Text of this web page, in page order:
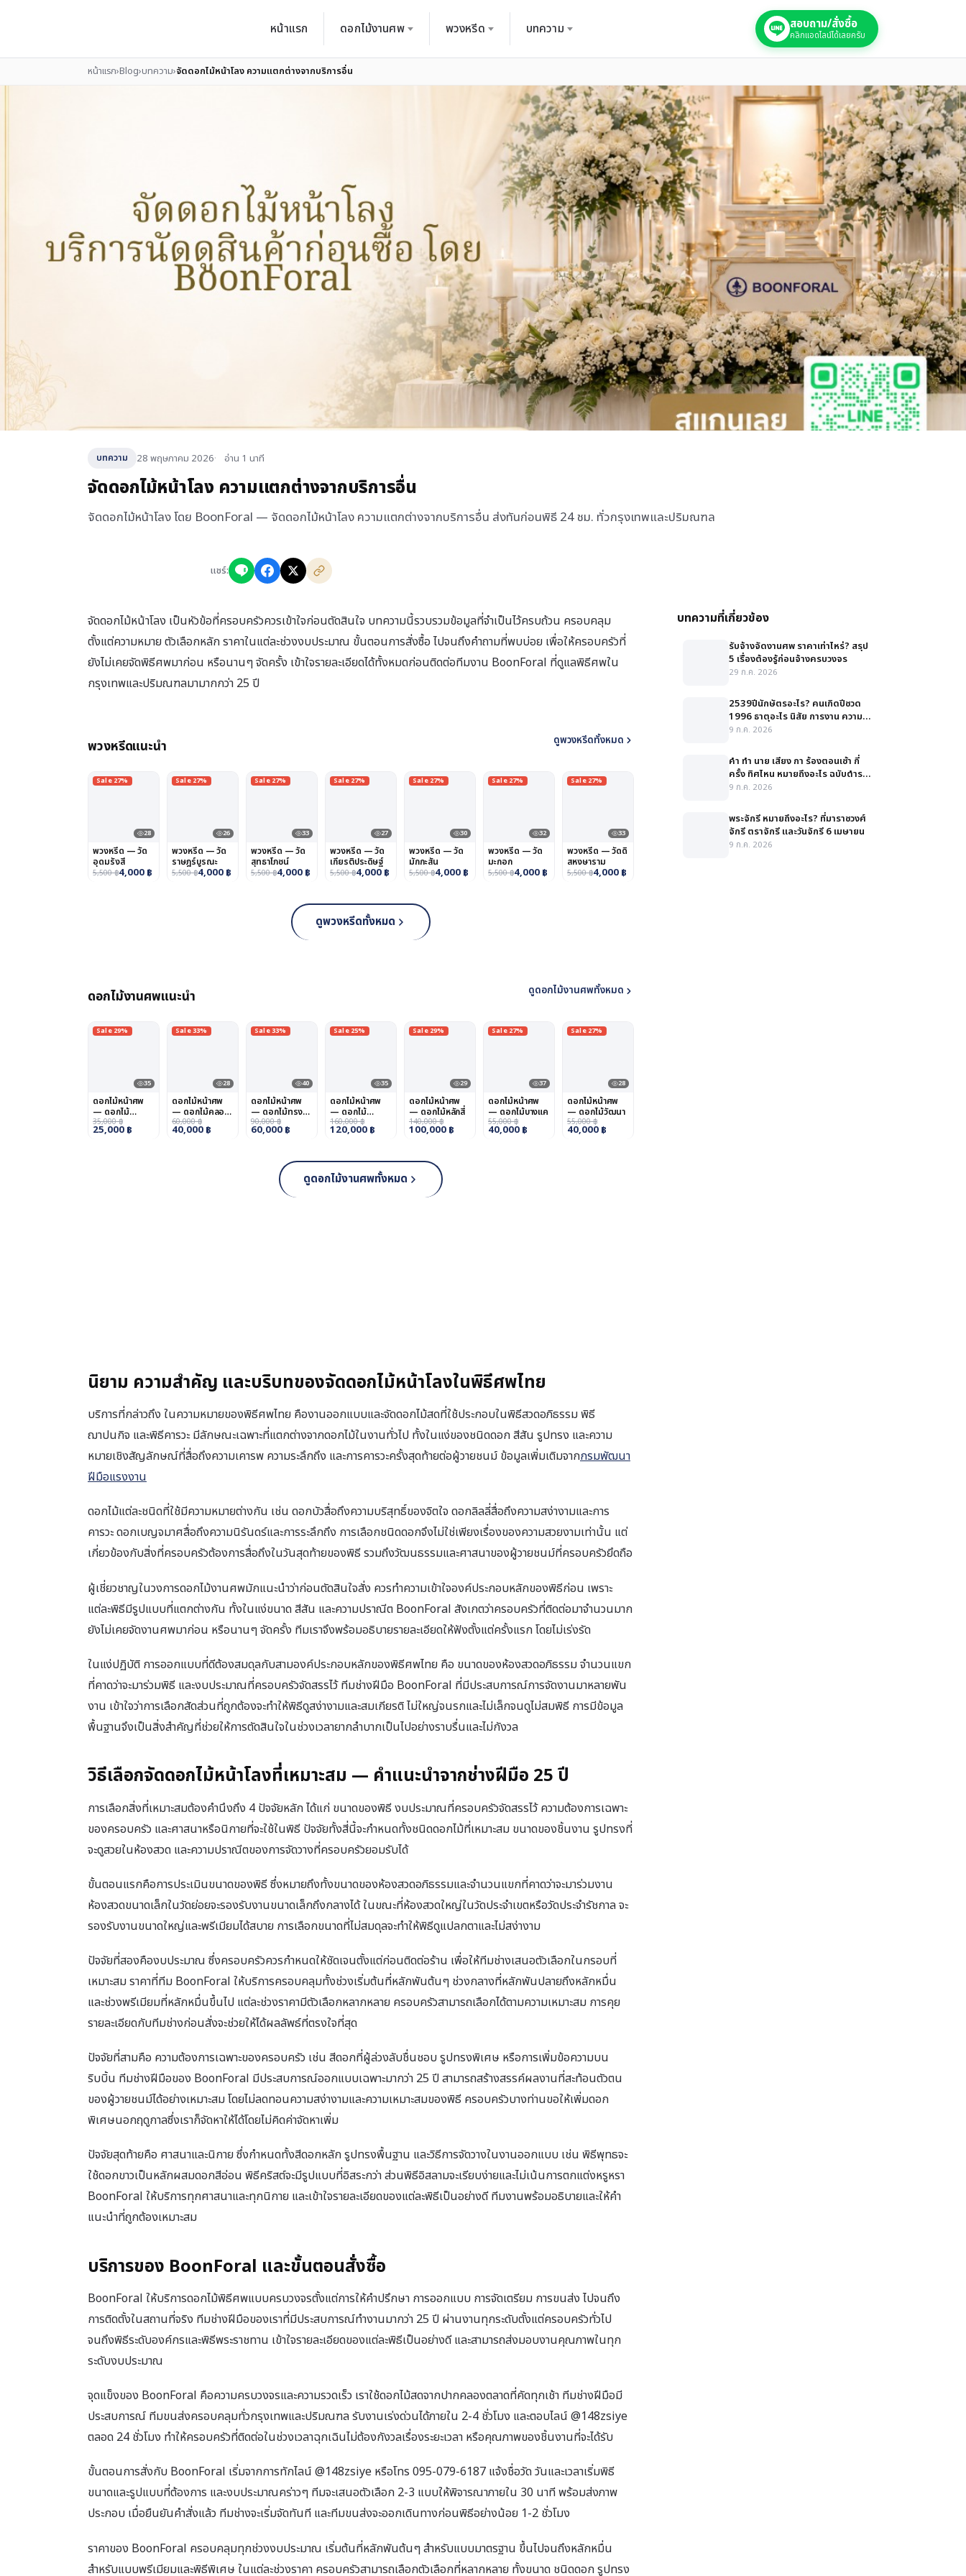
หน้าแรก ดอกไม้งานศพ พวงหรีด บทความ สอบถาม/สั่งซื้อ
คลิกแอดไลน์ได้เลยครับ
หน้าแรก›Blog›บทความ›จัดดอกไม้หน้าโลง ความแตกต่างจากบริการอื่น
บทความ 28 พฤษภาคม 2026 อ่าน 1 นาที
จัดดอกไม้หน้าโลง ความแตกต่างจากบริการอื่น
จัดดอกไม้หน้าโลง โดย BoonForal — จัดดอกไม้หน้าโลง ความแตกต่างจากบริการอื่น ส่งทันก่อนพิธี 24 ชม. ทั่วกรุงเทพและปริมณฑล
แชร์:
จัดดอกไม้หน้าโลง เป็นหัวข้อที่ครอบครัวควรเข้าใจก่อนตัดสินใจ บทความนี้รวบรวมข้อมูลที่จำเป็นไว้ครบถ้วน ครอบคลุม
ตั้งแต่ความหมาย ตัวเลือกหลัก ราคาในแต่ละช่วงงบประมาณ ขั้นตอนการสั่งซื้อ ไปจนถึงคำถามที่พบบ่อย เพื่อให้ครอบครัวที่
ยังไม่เคยจัดพิธีศพมาก่อน หรือนานๆ จัดครั้ง เข้าใจรายละเอียดได้ทั้งหมดก่อนติดต่อทีมงาน BoonForal ที่ดูแลพิธีศพใน
กรุงเทพและปริมณฑลมามากกว่า 25 ปี
พวงหรีดแนะนำ ดูพวงหรีดทั้งหมด
Sale 27%
28
พวงหรีด — วัด
อุดมรังสี
5,500฿4,000 ฿
Sale 27%
26
พวงหรีด — วัด
ราษฎร์บูรณะ
5,500฿4,000 ฿
Sale 27%
33
พวงหรีด — วัด
สุทธาโภชน์
5,500฿4,000 ฿
Sale 27%
27
พวงหรีด — วัด
เกียรติประดิษฐ์
5,500฿4,000 ฿
Sale 27%
30
พวงหรีด — วัด
มักกะสัน
5,500฿4,000 ฿
Sale 27%
32
พวงหรีด — วัด
มะกอก
5,500฿4,000 ฿
Sale 27%
33
พวงหรีด — วัดดิ
สหงษาราม
5,500฿4,000 ฿
ดูพวงหรีดทั้งหมด
ดอกไม้งานศพแนะนำ ดูดอกไม้งานศพทั้งหมด
Sale 29%
35
ดอกไม้หน้าศพ
— ดอกไม้
ดอนเมือง
35,000฿
25,000 ฿
Sale 33%
28
ดอกไม้หน้าศพ
— ดอกไม้คลอง
สามวา
60,000฿
40,000 ฿
Sale 33%
40
ดอกไม้หน้าศพ
— ดอกไม้ทรง
คนอง
90,000฿
60,000 ฿
Sale 25%
35
ดอกไม้หน้าศพ
— ดอกไม้
หนองจอก
160,000฿
120,000 ฿
Sale 29%
29
ดอกไม้หน้าศพ
— ดอกไม้หลักสี่
140,000฿
100,000 ฿
Sale 27%
37
ดอกไม้หน้าศพ
— ดอกไม้บางแค
55,000฿
40,000 ฿
Sale 27%
28
ดอกไม้หน้าศพ
— ดอกไม้วัฒนา
55,000฿
40,000 ฿
ดูดอกไม้งานศพทั้งหมด
นิยาม ความสำคัญ และบริบทของจัดดอกไม้หน้าโลงในพิธีศพไทย
บริการที่กล่าวถึง ในความหมายของพิธีศพไทย คืองานออกแบบและจัดดอกไม้สดที่ใช้ประกอบในพิธีสวดอภิธรรม พิธี
ฌาปนกิจ และพิธีคารวะ มีลักษณะเฉพาะที่แตกต่างจากดอกไม้ในงานทั่วไป ทั้งในแง่ของชนิดดอก สีสัน รูปทรง และความ
หมายเชิงสัญลักษณ์ที่สื่อถึงความเคารพ ความระลึกถึง และการคารวะครั้งสุดท้ายต่อผู้วายชนม์ ข้อมูลเพิ่มเติมจากกรมพัฒนา
ฝีมือแรงงาน
ดอกไม้แต่ละชนิดที่ใช้มีความหมายต่างกัน เช่น ดอกบัวสื่อถึงความบริสุทธิ์ของจิตใจ ดอกลิลลี่สื่อถึงความสง่างามและการ
คารวะ ดอกเบญจมาศสื่อถึงความนิรันดร์และการระลึกถึง การเลือกชนิดดอกจึงไม่ใช่เพียงเรื่องของความสวยงามเท่านั้น แต่
เกี่ยวข้องกับสิ่งที่ครอบครัวต้องการสื่อถึงในวันสุดท้ายของพิธี รวมถึงวัฒนธรรมและศาสนาของผู้วายชนม์ที่ครอบครัวยึดถือ
ผู้เชี่ยวชาญในวงการดอกไม้งานศพมักแนะนำว่าก่อนตัดสินใจสั่ง ควรทำความเข้าใจองค์ประกอบหลักของพิธีก่อน เพราะ
แต่ละพิธีมีรูปแบบที่แตกต่างกัน ทั้งในแง่ขนาด สีสัน และความปราณีต BoonForal สังเกตว่าครอบครัวที่ติดต่อมาจำนวนมาก
ยังไม่เคยจัดงานศพมาก่อน หรือนานๆ จัดครั้ง ทีมเราจึงพร้อมอธิบายรายละเอียดให้ฟังตั้งแต่ครั้งแรก โดยไม่เร่งรัด
ในแง่ปฏิบัติ การออกแบบที่ดีต้องสมดุลกับสามองค์ประกอบหลักของพิธีศพไทย คือ ขนาดของห้องสวดอภิธรรม จำนวนแขก
ที่คาดว่าจะมาร่วมพิธี และงบประมาณที่ครอบครัวจัดสรรไว้ ทีมช่างฝีมือ BoonForal ที่มีประสบการณ์การจัดงานมาหลายพัน
งาน เข้าใจว่าการเลือกสัดส่วนที่ถูกต้องจะทำให้พิธีดูสง่างามและสมเกียรติ ไม่ใหญ่จนรกและไม่เล็กจนดูไม่สมพิธี การมีข้อมูล
พื้นฐานจึงเป็นสิ่งสำคัญที่ช่วยให้การตัดสินใจในช่วงเวลายากลำบากเป็นไปอย่างราบรื่นและไม่กังวล
วิธีเลือกจัดดอกไม้หน้าโลงที่เหมาะสม — คำแนะนำจากช่างฝีมือ 25 ปี
การเลือกสิ่งที่เหมาะสมต้องคำนึงถึง 4 ปัจจัยหลัก ได้แก่ ขนาดของพิธี งบประมาณที่ครอบครัวจัดสรรไว้ ความต้องการเฉพาะ
ของครอบครัว และศาสนาหรือนิกายที่จะใช้ในพิธี ปัจจัยทั้งสี่นี้จะกำหนดทั้งชนิดดอกไม้ที่เหมาะสม ขนาดของชิ้นงาน รูปทรงที่
จะดูสวยในห้องสวด และความปราณีตของการจัดวางที่ครอบครัวยอมรับได้
ขั้นตอนแรกคือการประเมินขนาดของพิธี ซึ่งหมายถึงทั้งขนาดของห้องสวดอภิธรรมและจำนวนแขกที่คาดว่าจะมาร่วมงาน
ห้องสวดขนาดเล็กในวัดย่อยจะรองรับงานขนาดเล็กถึงกลางได้ ในขณะที่ห้องสวดใหญ่ในวัดประจำเขตหรือวัดประจำรัชกาล จะ
รองรับงานขนาดใหญ่และพรีเมียมได้สบาย การเลือกขนาดที่ไม่สมดุลจะทำให้พิธีดูแปลกตาและไม่สง่างาม
ปัจจัยที่สองคืองบประมาณ ซึ่งครอบครัวควรกำหนดให้ชัดเจนตั้งแต่ก่อนติดต่อร้าน เพื่อให้ทีมช่างเสนอตัวเลือกในกรอบที่
เหมาะสม ราคาที่ทีม BoonForal ให้บริการครอบคลุมทั้งช่วงเริ่มต้นที่หลักพันต้นๆ ช่วงกลางที่หลักพันปลายถึงหลักหมื่น
และช่วงพรีเมียมที่หลักหมื่นขึ้นไป แต่ละช่วงราคามีตัวเลือกหลากหลาย ครอบครัวสามารถเลือกได้ตามความเหมาะสม การคุย
รายละเอียดกับทีมช่างก่อนสั่งจะช่วยให้ได้ผลลัพธ์ที่ตรงใจที่สุด
ปัจจัยที่สามคือ ความต้องการเฉพาะของครอบครัว เช่น สีดอกที่ผู้ล่วงลับชื่นชอบ รูปทรงพิเศษ หรือการเพิ่มข้อความบน
ริบบิ้น ทีมช่างฝีมือของ BoonForal มีประสบการณ์ออกแบบเฉพาะมากว่า 25 ปี สามารถสร้างสรรค์ผลงานที่สะท้อนตัวตน
ของผู้วายชนม์ได้อย่างเหมาะสม โดยไม่ลดทอนความสง่างามและความเหมาะสมของพิธี ครอบครัวบางท่านขอให้เพิ่มดอก
พิเศษนอกฤดูกาลซึ่งเราก็จัดหาให้ได้โดยไม่คิดค่าจัดหาเพิ่ม
ปัจจัยสุดท้ายคือ ศาสนาและนิกาย ซึ่งกำหนดทั้งสีดอกหลัก รูปทรงพื้นฐาน และวิธีการจัดวางในงานออกแบบ เช่น พิธีพุทธจะ
ใช้ดอกขาวเป็นหลักผสมดอกสีอ่อน พิธีคริสต์จะมีรูปแบบที่อิสระกว่า ส่วนพิธีอิสลามจะเรียบง่ายและไม่เน้นการตกแต่งหรูหรา
BoonForal ให้บริการทุกศาสนาและทุกนิกาย และเข้าใจรายละเอียดของแต่ละพิธีเป็นอย่างดี ทีมงานพร้อมอธิบายและให้คำ
แนะนำที่ถูกต้องเหมาะสม
บริการของ BoonForal และขั้นตอนสั่งซื้อ
BoonForal ให้บริการดอกไม้พิธีศพแบบครบวงจรตั้งแต่การให้คำปรึกษา การออกแบบ การจัดเตรียม การขนส่ง ไปจนถึง
การติดตั้งในสถานที่จริง ทีมช่างฝีมือของเราที่มีประสบการณ์ทำงานมากว่า 25 ปี ผ่านงานทุกระดับตั้งแต่ครอบครัวทั่วไป
จนถึงพิธีระดับองค์กรและพิธีพระราชทาน เข้าใจรายละเอียดของแต่ละพิธีเป็นอย่างดี และสามารถส่งมอบงานคุณภาพในทุก
ระดับงบประมาณ
จุดแข็งของ BoonForal คือความครบวงจรและความรวดเร็ว เราใช้ดอกไม้สดจากปากคลองตลาดที่คัดทุกเช้า ทีมช่างฝีมือมี
ประสบการณ์ ทีมขนส่งครอบคลุมทั่วกรุงเทพและปริมณฑล รับงานเร่งด่วนได้ภายใน 2-4 ชั่วโมง และตอบไลน์ @148zsiye
ตลอด 24 ชั่วโมง ทำให้ครอบครัวที่ติดต่อในช่วงเวลาฉุกเฉินไม่ต้องกังวลเรื่องระยะเวลา หรือคุณภาพของชิ้นงานที่จะได้รับ
ขั้นตอนการสั่งกับ BoonForal เริ่มจากการทักไลน์ @148zsiye หรือโทร 095-079-6187 แจ้งชื่อวัด วันและเวลาเริ่มพิธี
ขนาดและรูปแบบที่ต้องการ และงบประมาณคร่าวๆ ทีมจะเสนอตัวเลือก 2-3 แบบให้พิจารณาภายใน 30 นาที พร้อมส่งภาพ
ประกอบ เมื่อยืนยันคำสั่งแล้ว ทีมช่างจะเริ่มจัดทันที และทีมขนส่งจะออกเดินทางก่อนพิธีอย่างน้อย 1-2 ชั่วโมง
ราคาของ BoonForal ครอบคลุมทุกช่วงงบประมาณ เริ่มต้นที่หลักพันต้นๆ สำหรับแบบมาตรฐาน ขึ้นไปจนถึงหลักหมื่น
สำหรับแบบพรีเมียมและพิธีพิเศษ ในแต่ละช่วงราคา ครอบครัวสามารถเลือกตัวเลือกที่หลากหลาย ทั้งขนาด ชนิดดอก รูปทรง
บทความที่เกี่ยวข้อง
รับจ้างจัดงานศพ ราคาเท่าไหร่? สรุป
5 เรื่องต้องรู้ก่อนจ้างครบวงจร
29 ก.ค. 2026
2539ปีนักษัตรอะไร? คนเกิดปีชวด
1996 ธาตุอะไร นิสัย การงาน ความ
รัก สีมงคล
9 ก.ค. 2026
คํา ทํา นาย เสียง กา ร้องตอนเช้า กี่
ครั้ง ทิศไหน หมายถึงอะไร ฉบับตำรา
ละเอียด
9 ก.ค. 2026
พระจักรี หมายถึงอะไร? ที่มาราชวงศ์
จักรี ตราจักรี และวันจักรี 6 เมษายน
9 ก.ค. 2026